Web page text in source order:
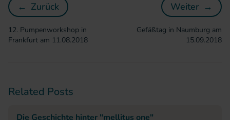
← Zurück
12. Pumpenworkshop in Frankfurt am
12. Pumpenworkshop in
Frankfurt am 11.08.2018
Weiter →
Gefäßtag in Naumburg am
15.09.2018
Related Posts
Die Geschichte hinter "mellitus one"